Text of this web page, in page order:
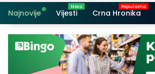
Najnovije Vijesti Crna Hronika